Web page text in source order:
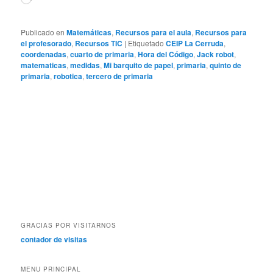
Publicado en Matemáticas, Recursos para el aula, Recursos para
el profesorado, Recursos TIC | Etiquetado CEIP La Cerruda,
coordenadas,cuarto de primaria,Hora del Código,Jack robot,
matematicas,medidas,Mi barquito de papel,primaria,quinto de
primaria,robotica,tercero de primaria
GRACIAS POR VISITARNOS
contador de visitas
MENU PRINCIPAL